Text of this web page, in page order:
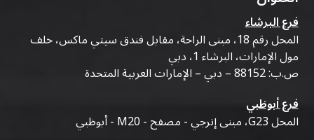
فرع البرشاء
المحل رقم 18، مبنى الراحة، مقابل فندق سيتي ماكس، خلف
مول الإمارات، البرشاء 1، دبي
ص.ب: 88152 – دبي – الإمارات العربية المتحدة
فرع أبوظبي
المحل G23، مبنى إنرجي - مصفح - M20 - أبوظبي